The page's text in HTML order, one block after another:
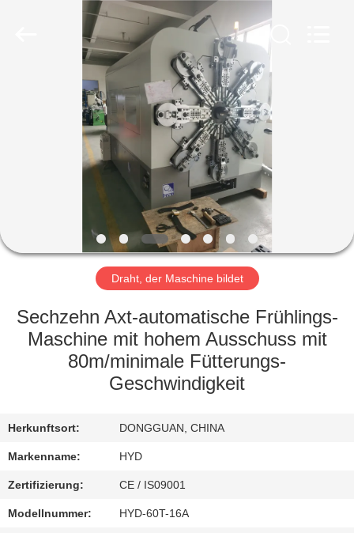
PRODUKTE
FABRIK-
AUSFLUG
QUALITÄTSKONTROLLE
MIT
UNS
IN
VERBINDUNG
Draht, der Maschine bildet
Sechzehn Axt-automatische Frühlings-
Maschine mit hohem Ausschuss mit
80m/minimale Fütterungs-
Geschwindigkeit
Herkunftsort: DONGGUAN, CHINA
Markenname: HYD
Zertifizierung: CE / IS09001
Modellnummer: HYD-60T-16A